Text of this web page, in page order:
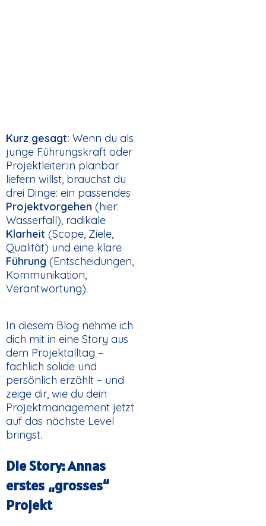
Kurz gesagt: Wenn du als
junge Führungskraft oder
Projektleiter:in planbar
liefern willst, brauchst du
drei Dinge: ein passendes
Projektvorgehen (hier:
Wasserfall), radikale
Klarheit (Scope, Ziele,
Qualität) und eine klare
Führung (Entscheidungen,
Kommunikation,
Verantwortung).
In diesem Blog nehme ich
dich mit in eine Story aus
dem Projektalltag –
fachlich solide und
persönlich erzählt – und
zeige dir, wie du dein
Projektmanagement jetzt
auf das nächste Level
bringst.
Die Story: Annas
erstes „grosses“
Projekt